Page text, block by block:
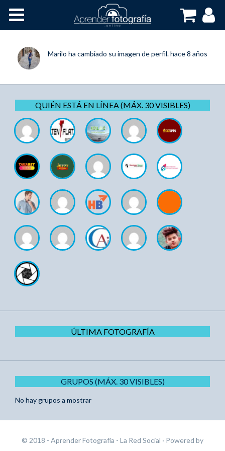
Cursos OnLine
Marilo ha cambiado su imagen de perfil.hace 8 años
QUIÉN ESTÁ EN LÍNEA (MÁX. 30 VISIBLES)
ÚLTIMA FOTOGRAFÍA
GRUPOS (MÁX. 30 VISIBLES)
No hay grupos a mostrar
© 2018 - Aprender Fotografía - La Red Social · Powered by